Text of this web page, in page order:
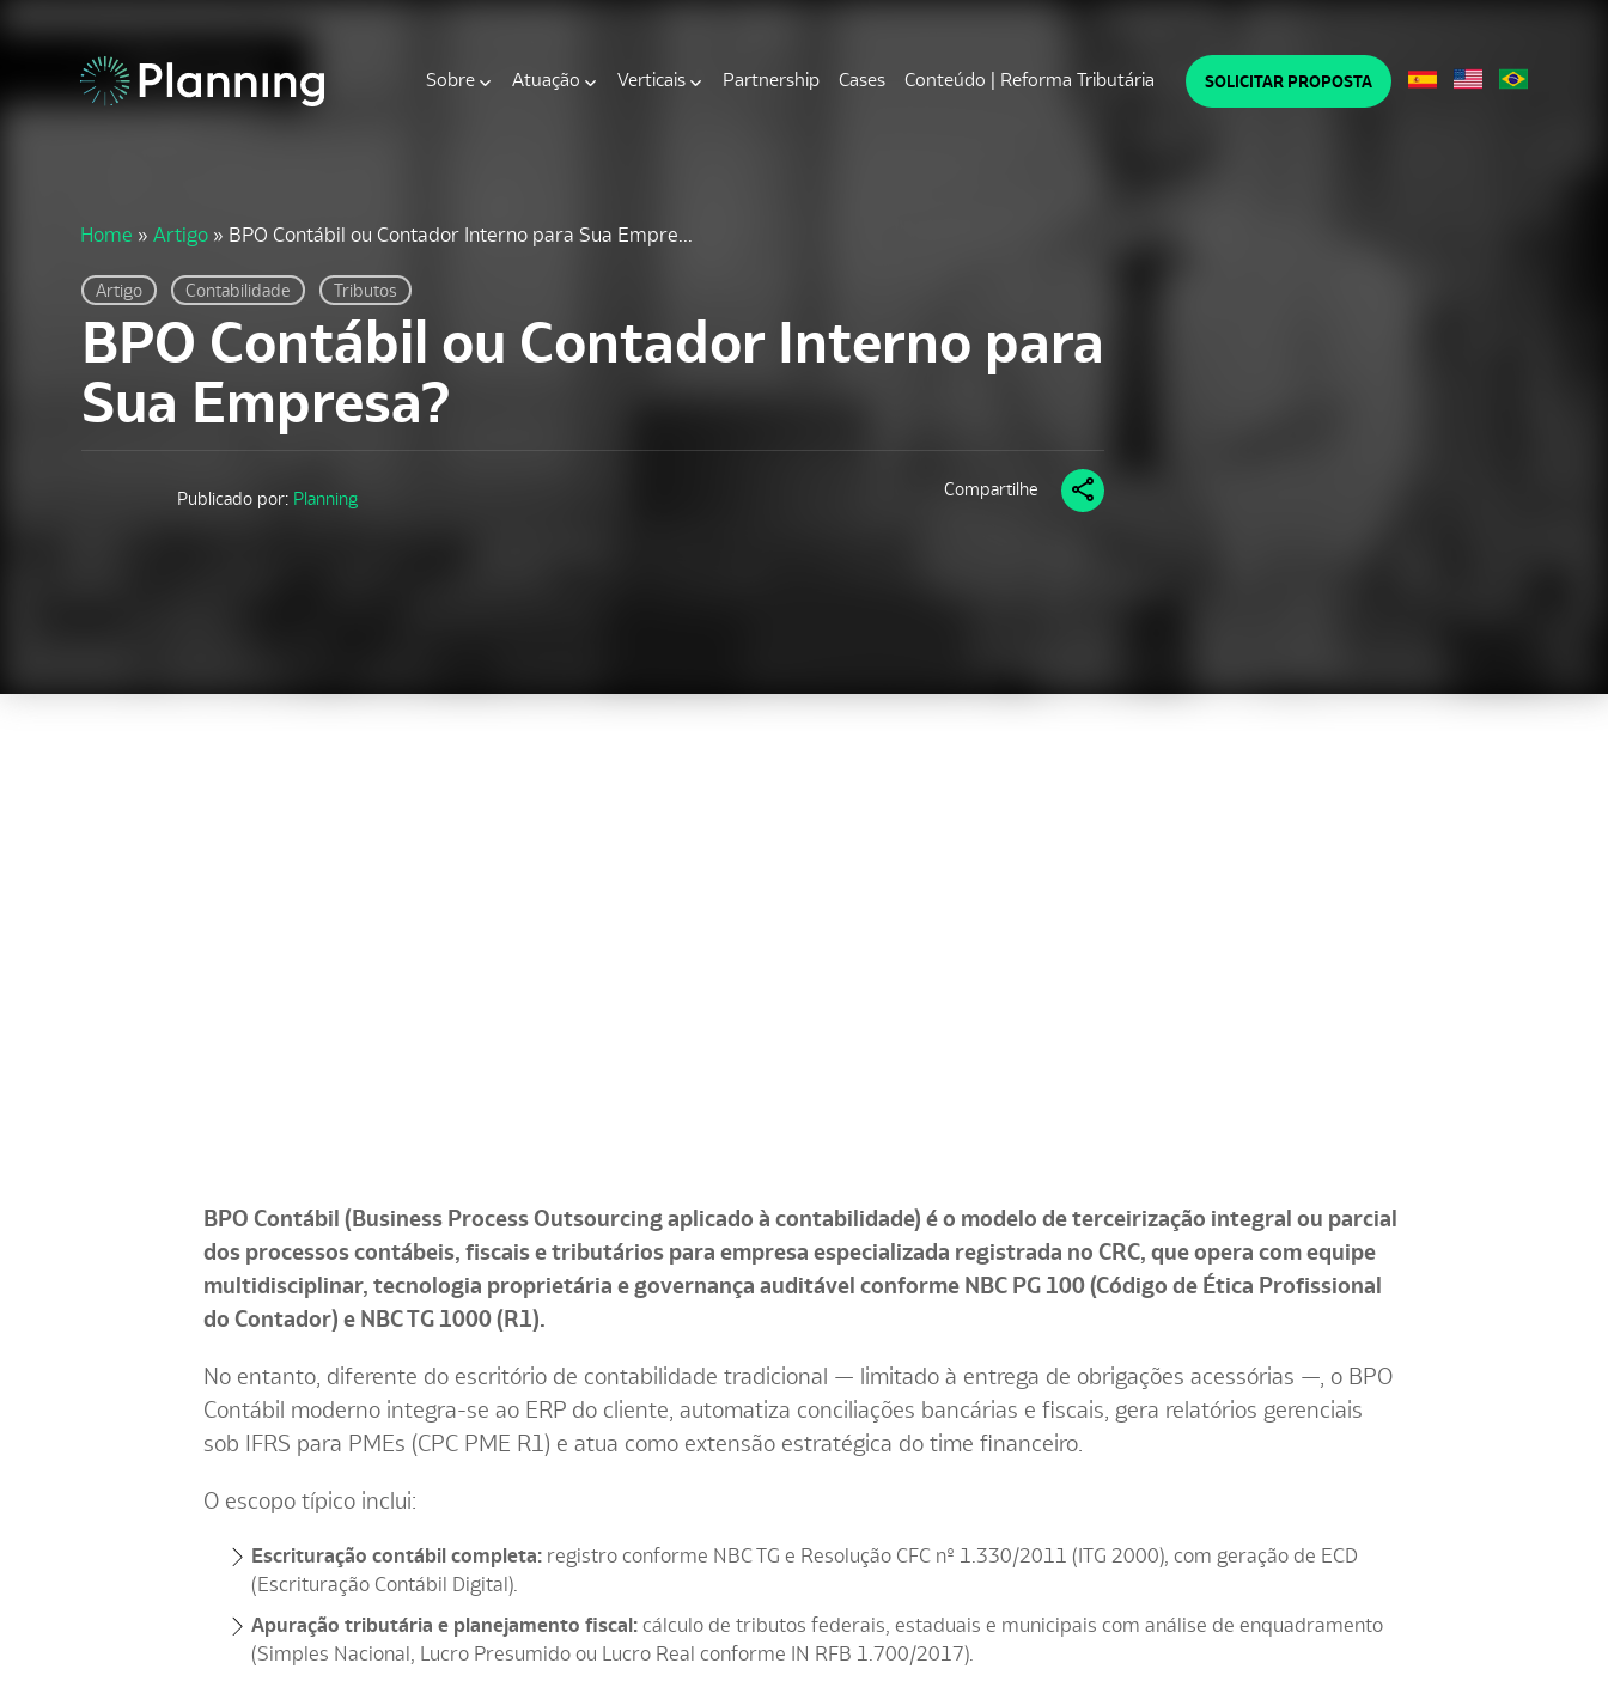
Sobre Atuação Verticais Partnership Cases Conteúdo | Reforma Tributária SOLICITAR PROPOSTA
Home » Artigo » BPO Contábil ou Contador Interno para Sua Empre...
Artigo Contabilidade Tributos
BPO Contábil ou Contador Interno para
Sua Empresa?
Publicado por: Planning Compartilhe
BPO Contábil (Business Process Outsourcing aplicado à contabilidade) é o modelo de terceirização integral ou parcial
dos processos contábeis, fiscais e tributários para empresa especializada registrada no CRC, que opera com equipe
multidisciplinar, tecnologia proprietária e governança auditável conforme NBC PG 100 (Código de Ética Profissional
do Contador) e NBC TG 1000 (R1).
No entanto, diferente do escritório de contabilidade tradicional — limitado à entrega de obrigações acessórias —, o BPO
Contábil moderno integra-se ao ERP do cliente, automatiza conciliações bancárias e fiscais, gera relatórios gerenciais
sob IFRS para PMEs (CPC PME R1) e atua como extensão estratégica do time financeiro.
O escopo típico inclui:
Escrituração contábil completa: registro conforme NBC TG e Resolução CFC nº 1.330/2011 (ITG 2000), com geração de ECD
(Escrituração Contábil Digital).
Apuração tributária e planejamento fiscal: cálculo de tributos federais, estaduais e municipais com análise de enquadramento
(Simples Nacional, Lucro Presumido ou Lucro Real conforme IN RFB 1.700/2017).